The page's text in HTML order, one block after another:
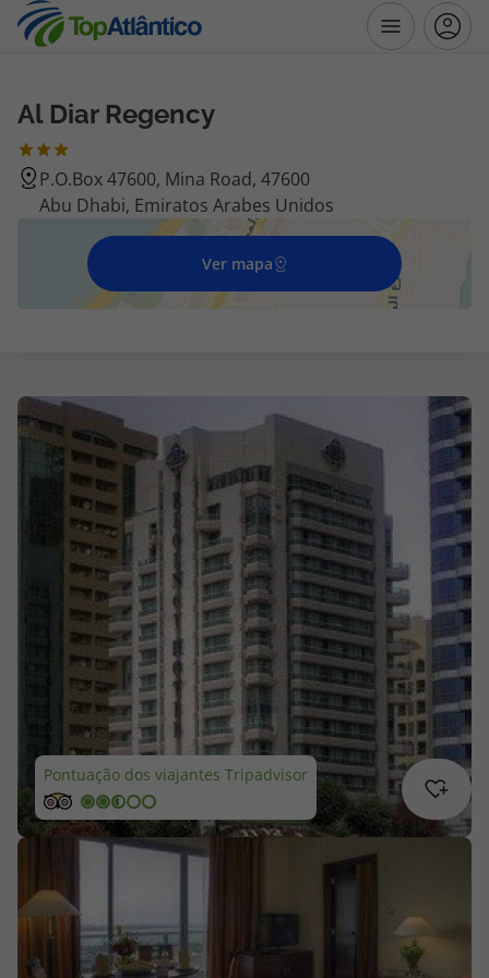
Destinos
Voos
Voos + Hotel
Disneyland ® Paris
Escapadinhas
Cruzeiros
Promoções
Especialistas
Cheque Viagem
Rede de Lojas
Blog TopViagens
Área de Cliente
Al Diar Regency
P.O.Box 47600, Mina Road, 47600
Abu Dhabi, Emiratos Arabes Unidos
Ver mapa
Pontuação dos viajantes Tripadvisor